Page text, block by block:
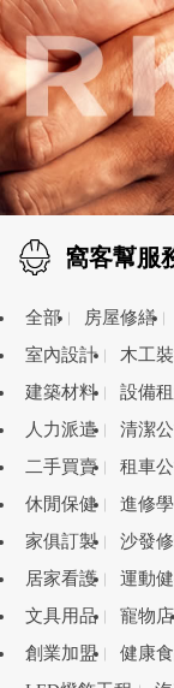
窩客幫服
全部 房屋修繕
室內設計
木工
建築材料
設備
人力派遣
清潔
二手買賣
租車
休閒保健
進修
家俱訂製
沙發
居家看護
運動
文具用品
寵物店
創業加盟
健康